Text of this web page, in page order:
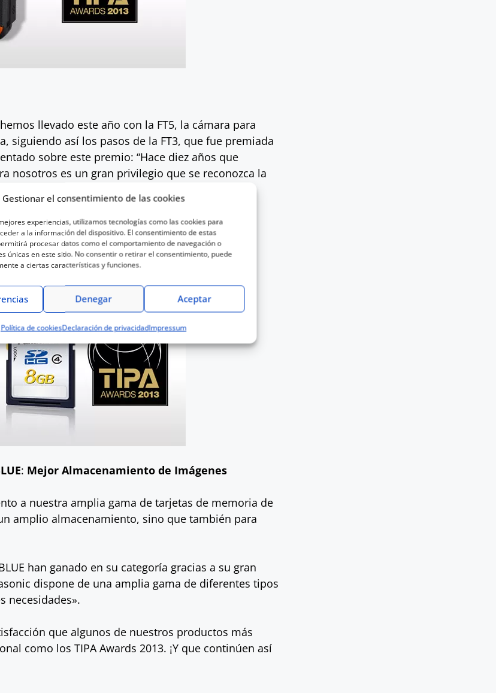
Gestionar el consentimiento de las cookies
experiencias, utilizamos tecnologías como las cookies para
a la información del dispositivo. El consentimiento de estas
procesar datos como el comportamiento de navegación o
únicas en este sitio. No consentir o retirar el consentimiento, puede
a ciertas características y funciones.
Aceptar
Denegar
Política de cookiesDeclaración de privacidadImpressum
llevado este año con la FT5, la cámara para
siguiendo así los pasos de la FT3, que fue premiada
sobre este premio: “Hace diez años que
nosotros es un gran privilegio que se reconozca la
agua, resistir caídas desde una altura de hasta 2
suficientes para premiarla ¿No os parece?
: Mejor Almacenamiento de Imágenes
a nuestra amplia gama de tarjetas de memoria de
amplio almacenamiento, sino que también para
han ganado en su categoría gracias a su gran
dispone de una amplia gama de diferentes tipos
necesidades».
que algunos de nuestros productos más
como los TIPA Awards 2013. ¡Y que continúen así